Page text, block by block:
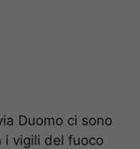
Duomo ci sono
vigili del fuoco